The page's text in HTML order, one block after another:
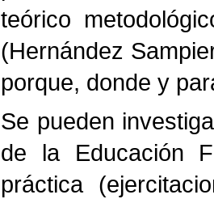
teórico
(Hernández
porque, donde y
Se pueden
de la Educación
práctica